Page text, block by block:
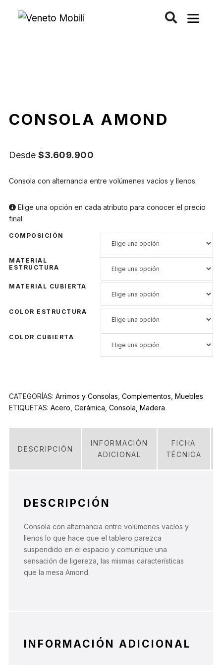
CONSOLA AMOND
Desde $3.609.900
Consola con alternancia entre volúmenes vacíos y llenos.
Elige una opción en cada atributo para conocer el precio
final.
COMPOSICIÓN
MATERIAL
ESTRUCTURA
MATERIAL CUBIERTA
COLOR ESTRUCTURA
COLOR CUBIERTA
CATEGORÍAS: Arrimos y Consolas Complementos Muebles
ETIQUETAS: Acero Cerámica Consola Madera
DESCRIPCIÓN
INFORMACIÓN
ADICIONAL
FICHA
TÉCNICA
DESCRIPCIÓN
Consola con alternancia entre volúmenes vacíos y
llenos lo que hace que el tablero parezca
suspendido en el espacio y comunique una
sensación de ligereza, las mismas características
que la mesa Amond.
INFORMACIÓN ADICIONAL